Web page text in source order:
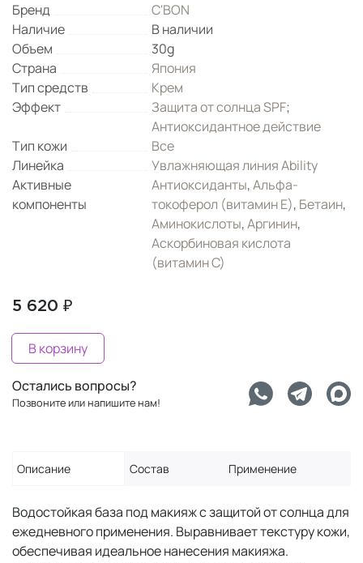
Бренд
C'BON
Наличие
В наличии
Объем
30g
Страна
Япония
Тип средств
Крем
Эффект
Защита от солнца SPF;
Антиоксидантное действие
Тип кожи
Все
Линейка
Увлажняющая линия Ability
Активные
компоненты
Антиоксиданты,Альфа-
токоферол (витамин Е), Бетаин,
Аминокислоты,Аргинин,
Аскорбиновая кислота
(витамин С)
5 620 ₽
В корзину
Остались вопросы?
Позвоните или напишите нам!
Описание Состав Применение
Водостойкая база под макияж с защитой от солнца для
ежедневного применения. Выравнивает текстуру кожи,
обеспечивая идеальное нанесения макияжа.